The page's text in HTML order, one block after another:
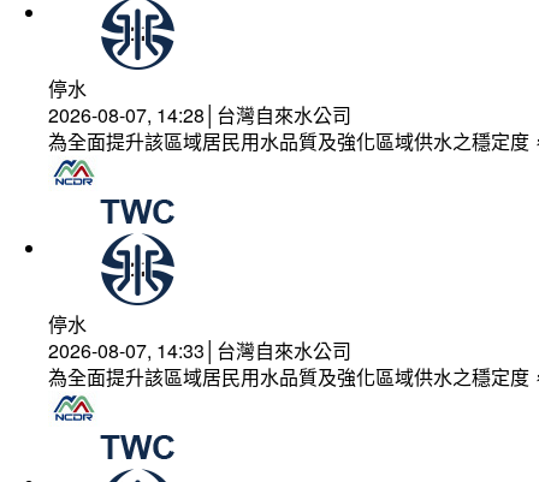
停水
2026-08-07, 14:28│台灣自來水公司
為全面提升該區域居民用水品質及強化區域供水之穩定
停水
2026-08-07, 14:33│台灣自來水公司
為全面提升該區域居民用水品質及強化區域供水之穩定